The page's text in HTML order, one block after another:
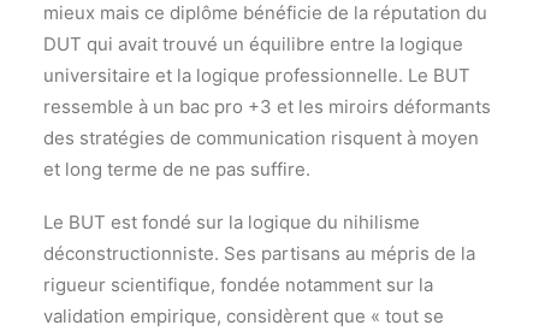
mieux mais ce diplôme bénéficie de la réputation du
DUT qui avait trouvé un équilibre entre la logique
universitaire et la logique professionnelle. Le BUT
ressemble à un bac pro +3 et les miroirs déformants
des stratégies de communication risquent à moyen
et long terme de ne pas suffire.
Le BUT est fondé sur la logique du nihilisme
déconstructionniste. Ses partisans au mépris de la
rigueur scientifique, fondée notamment sur la
validation empirique, considèrent que « tout se